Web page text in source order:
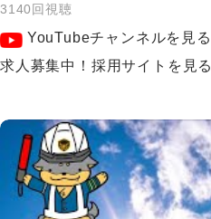
3140回視聴
YouTubeチャンネルを見る
求人募集中！採用サイトを見る